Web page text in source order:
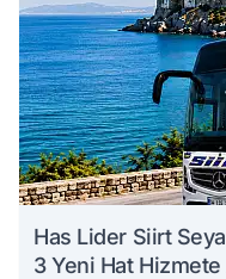
Has Lider Siirt
3 Yeni Hat Hizmete